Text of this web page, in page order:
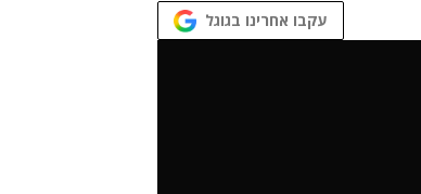
עקבו אחרינו בגוגל